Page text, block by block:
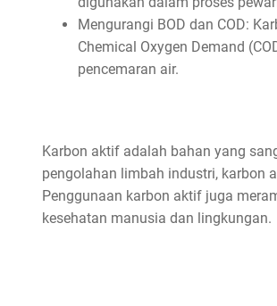
Mengurangi BOD dan COD:
Chemical Oxygen Demand
pencemaran air.
Karbon aktif adalah bahan yang
pengolahan limbah industri, karbon
Penggunaan karbon aktif juga
kesehatan manusia dan lingkungan.